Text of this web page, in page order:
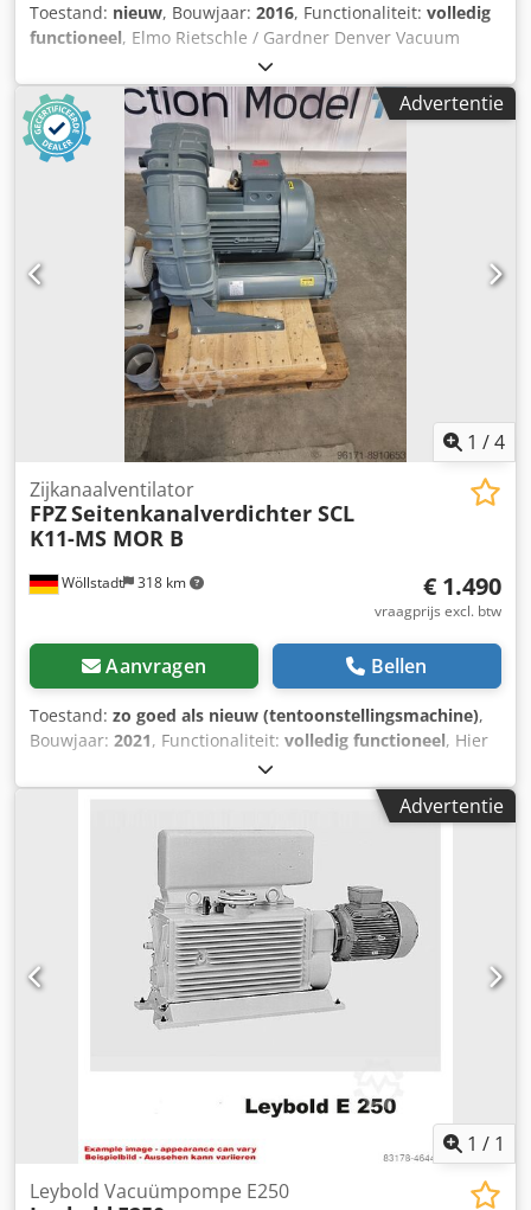
Toestand: nieuw, Bouwjaar: 2016, Functionaliteit: volledig
functioneel, Elmo Rietschle / Gardner Denver Vacuum
Pump VC 202 (20) – 200-240 m³/h – 5.5 kW Unused Elmo
Rietschle / Gardner Denver vacuum pump, manufactured
in Germany. The unit is in excellent condition and
mounted on its original transport pallet. Specifications
Manufacturer: Elmo Rietschle (Gardner Denver) Model: VC
202 (20) Capacity: 200 – 240 m³/h Ultimate pressure: 0.50 /
0.50 mbar (abs) Motor power: 5.5 kW Voltage: 230/400 V –
50 Hz Speed: 1455 rpm Protection class: IP55
Chsdpeznbcgjfx Abhoa Year of manufacture: 2016
Condition: Unused / Surplus stock Made in Germany
Delivery Terms: EX Works Rotterdam, The Netherlands
Loaded onto your truck Payment Terms: 100% payment in
advance The equipment is sold as is, where is, without any
warranty or guarantee. No claims or returns will be
accepted. If you require additional information, technical
documentation or more pictures, please feel free to
contact us. Reference: S12
Advertentie
1 /4
Wöllstadt 318 km
Zijkanaalventilator
FPZSeitenkanalverdichter SCL
K11-MS MOR B
€ 1.490
vraagprijs excl. btw
Aanvragen Bellen
Toestand: zo goed als nieuw (tentoonstellingsmachine),
Bouwjaar: 2021, Functionaliteit: volledig functioneel, Hier
bieden we een FPZ zijkanaalventilator aan. FPZ
zijkanaalventilator. Originele verkoopprijs 2356 Euro, nu
1500 Euro! Geïnstalleerd motorvermogen: 9,2 kW 50 Hz
2900 min-1 / 10,6 kW 60 Hz 3500 min-1 Drukverschil: - 230 /
+ 230 hPa ( mbar ) 50 Hz 2900 min-1 - 175 / + 175 hPa (
mbar ) 60 Hz 3500 min-1 Max. geluidsdrukniveau 80,5 Lp /
Lw (1) dB (A) 50 Hz 2900 min-1 82,5 Lp / Lw (1) dB (A) 60 Hz
3500 min-1 Maximale absolute druk: Chedpfx Abekt S H
Sshja 0,28 (2,8) Ps max A MPa (bar) Gewicht: 93,0 kg nieuw
in de zin van ongebruikt ! Type: SCL K11-MS MOR
Leveringsomvang: (zie afbeelding)
Advertentie
1 / 1
Leybold Vacuümpompe E250